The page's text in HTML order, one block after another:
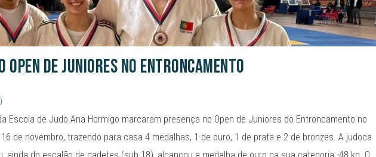
Open de Juniores no Entroncamento
Escola de Judo Ana Hormigo marcaram presença no Open de Juniores do Entroncamento no
de novembro, trazendo para casa 4 medalhas, 1 de ouro, 1 de prata e 2 de bronzes. A judoca